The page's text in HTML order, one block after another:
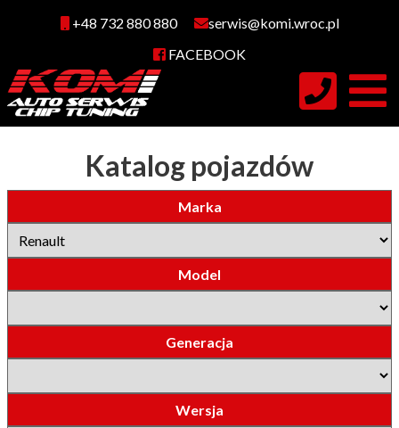
+48 732 880 880
serwis@komi.wroc.pl
FACEBOOK
Katalog pojazdów
Marka
Model
Generacja
Wersja